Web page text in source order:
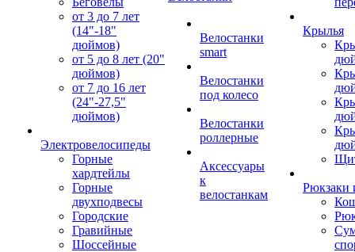
от 3 до 7 лет
(14"-18"
дюймов)
от 5 до 8 лет (20"
дюймов)
от 7 до 16 лет
(24"-27,5"
дюймов)
Электровелосипеды
Горные
хардтейлы
Горные
двухподвесы
Городские
Гравийные
Шоссейные
Велостанки
smart
Велостанки
под колесо
Велостанки
роллерные
Аксессуары
к
велостанкам
Крылья
Рюкзаки